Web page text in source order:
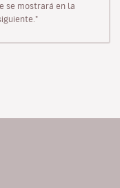
se mostrará en la